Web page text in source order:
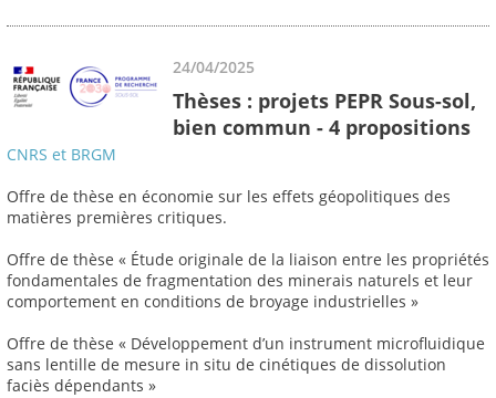
24/04/2025
Thèses : projets PEPR Sous-sol,
bien commun - 4 propositions
CNRS et BRGM
Offre de thèse en économie sur les effets géopolitiques des
matières premières critiques.
Offre de thèse « Étude originale de la liaison entre les propriétés
fondamentales de fragmentation des minerais naturels et leur
comportement en conditions de broyage industrielles »
Offre de thèse « Développement d’un instrument microfluidique
sans lentille de mesure in situ de cinétiques de dissolution
faciès dépendants »